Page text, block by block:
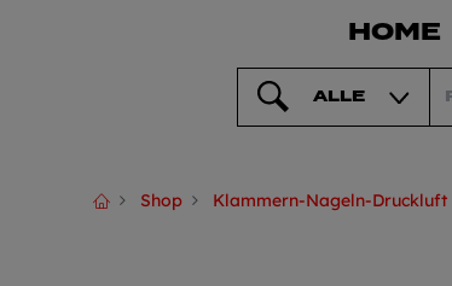
HOME
ALLE
Shop Klammern-Nageln-Druckluft